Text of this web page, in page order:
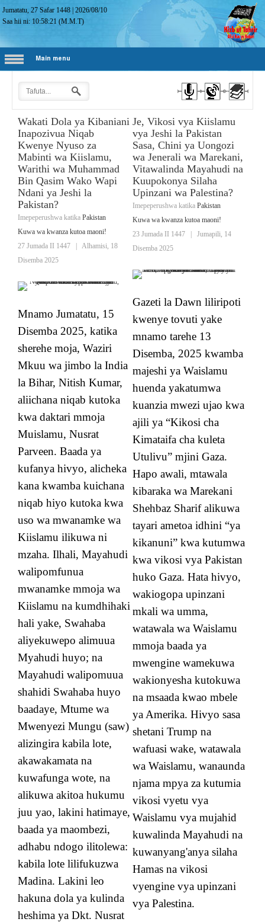
Jumatatu, 27 Safar 1448 |2026/08/10
Saa hii ni: 10:58:22 (M.M.T)
Main menu
Wakati Dola ya Kibaniani
Inapozivua Niqab
Kwenye Nyuso za
Mabinti wa Kiislamu,
Warithi wa Muhammad
Bin Qasim Wako Wapi
Ndani ya Jeshi la
Pakistan?
Imepeperushwa katika Pakistan
Kuwa wa kwanza kutoa maoni!
27 Jumada II 1447
Alhamisi, 18
Disemba 2025
Mnamo Jumatatu, 15
Disemba 2025, katika
sherehe moja, Waziri
Mkuu wa jimbo la India
la Bihar, Nitish Kumar,
aliichana niqab kutoka
kwa daktari mmoja
Muislamu, Nusrat
Parveen. Baada ya
kufanya hivyo, alicheka
kana kwamba kuichana
niqab hiyo kutoka kwa
uso wa mwanamke wa
Kiislamu ilikuwa ni
mzaha. Ilhali, Mayahudi
walipomfunua
mwanamke mmoja wa
Kiislamu na kumdhihaki
hali yake, Swahaba
aliyekuwepo alimuua
Myahudi huyo; na
Mayahudi walipomuua
shahidi Swahaba huyo
baadaye, Mtume wa
Mwenyezi Mungu (saw)
alizingira kabila lote,
akawakamata na
kuwafunga wote, na
alikuwa akitoa hukumu
juu yao, lakini hatimaye,
baada ya maombezi,
adhabu ndogo ilitolewa:
kabila lote lilifukuzwa
Madina. Lakini leo
hakuna dola ya kulinda
heshima ya Dkt. Nusrat
Je, Vikosi vya Kiislamu
vya Jeshi la Pakistan
Sasa, Chini ya Uongozi
wa Jenerali wa Marekani,
Vitawalinda Mayahudi na
Kuupokonya Silaha
Upinzani wa Palestina?
Imepeperushwa katika Pakistan
Kuwa wa kwanza kutoa maoni!
23 Jumada II 1447
Jumapili, 14
Disemba 2025
Gazeti la Dawn liliripoti
kwenye tovuti yake
mnamo tarehe 13
Disemba, 2025 kwamba
majeshi ya Waislamu
huenda yakatumwa
kuanzia mwezi ujao kwa
ajili ya “Kikosi cha
Kimataifa cha kuleta
Utulivu” mjini Gaza.
Hapo awali, mtawala
kibaraka wa Marekani
Shehbaz Sharif alikuwa
tayari ametoa idhini “ya
kikanuni” kwa kutumwa
kwa vikosi vya Pakistan
huko Gaza. Hata hivyo,
wakiogopa upinzani
mkali wa umma,
watawala wa Waislamu
mmoja baada ya
mwengine wamekuwa
wakionyesha kutokuwa
na msaada kwao mbele
ya Amerika. Hivyo sasa
shetani Trump na
wafuasi wake, watawala
wa Waislamu, wanaunda
njama mpya za kutumia
vikosi vyetu vya
Waislamu vya mujahid
kuwalinda Mayahudi na
kuwanyang'anya silaha
Hamas na vikosi
vyengine vya upinzani
vya Palestina.